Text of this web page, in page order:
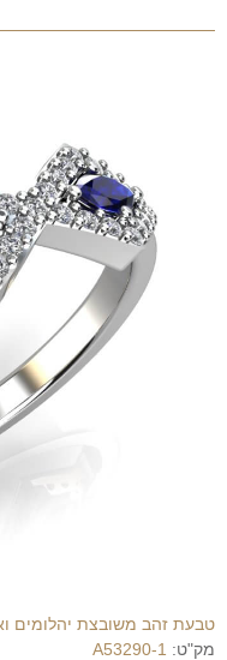
טבעת זהב משובצת יהלומים
מק"ט: A53290-1